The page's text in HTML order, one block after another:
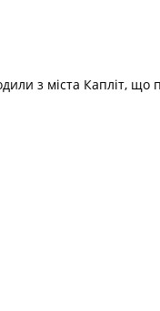
з міста Капліт, що